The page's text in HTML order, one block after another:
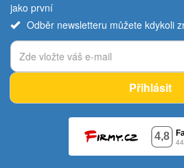
jako první
Odběr newsletteru můžete kdykoli
Přihlásit